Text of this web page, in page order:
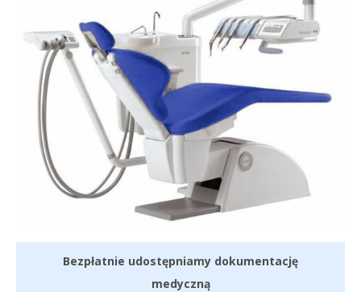
Bezpłatnie udostępniamy dokumentację
medyczną